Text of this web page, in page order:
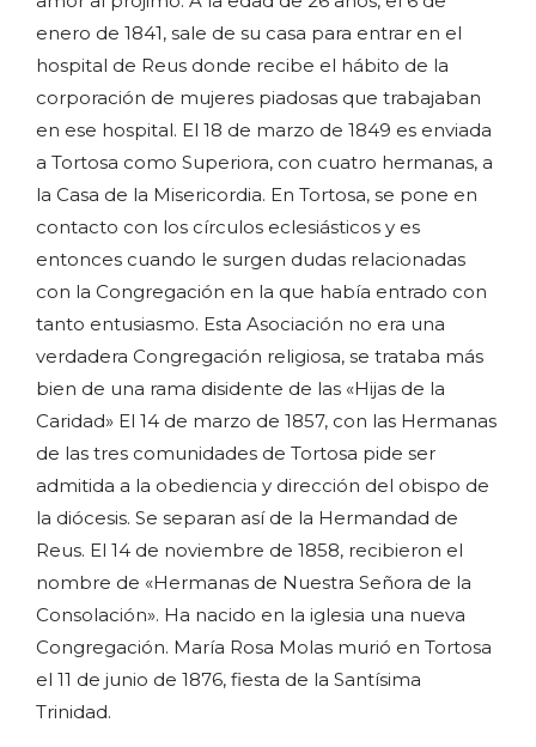
enero de 1841, sale de su casa para entrar en el
hospital de Reus donde recibe el hábito de la
corporación de mujeres piadosas que trabajaban
en ese hospital. El 18 de marzo de 1849 es enviada
a Tortosa como Superiora, con cuatro hermanas, a
la Casa de la Misericordia. En Tortosa, se pone en
contacto con los círculos eclesiásticos y es
entonces cuando le surgen dudas relacionadas
con la Congregación en la que había entrado con
tanto entusiasmo. Esta Asociación no era una
verdadera Congregación religiosa, se trataba más
bien de una rama disidente de las «Hijas de la
Caridad» El 14 de marzo de 1857, con las Hermanas
de las tres comunidades de Tortosa pide ser
admitida a la obediencia y dirección del obispo de
la diócesis. Se separan así de la Hermandad de
Reus. El 14 de noviembre de 1858, recibieron el
nombre de «Hermanas de Nuestra Señora de la
Consolación». Ha nacido en la iglesia una nueva
Congregación. María Rosa Molas murió en Tortosa
el 11 de junio de 1876, fiesta de la Santísima
Trinidad.